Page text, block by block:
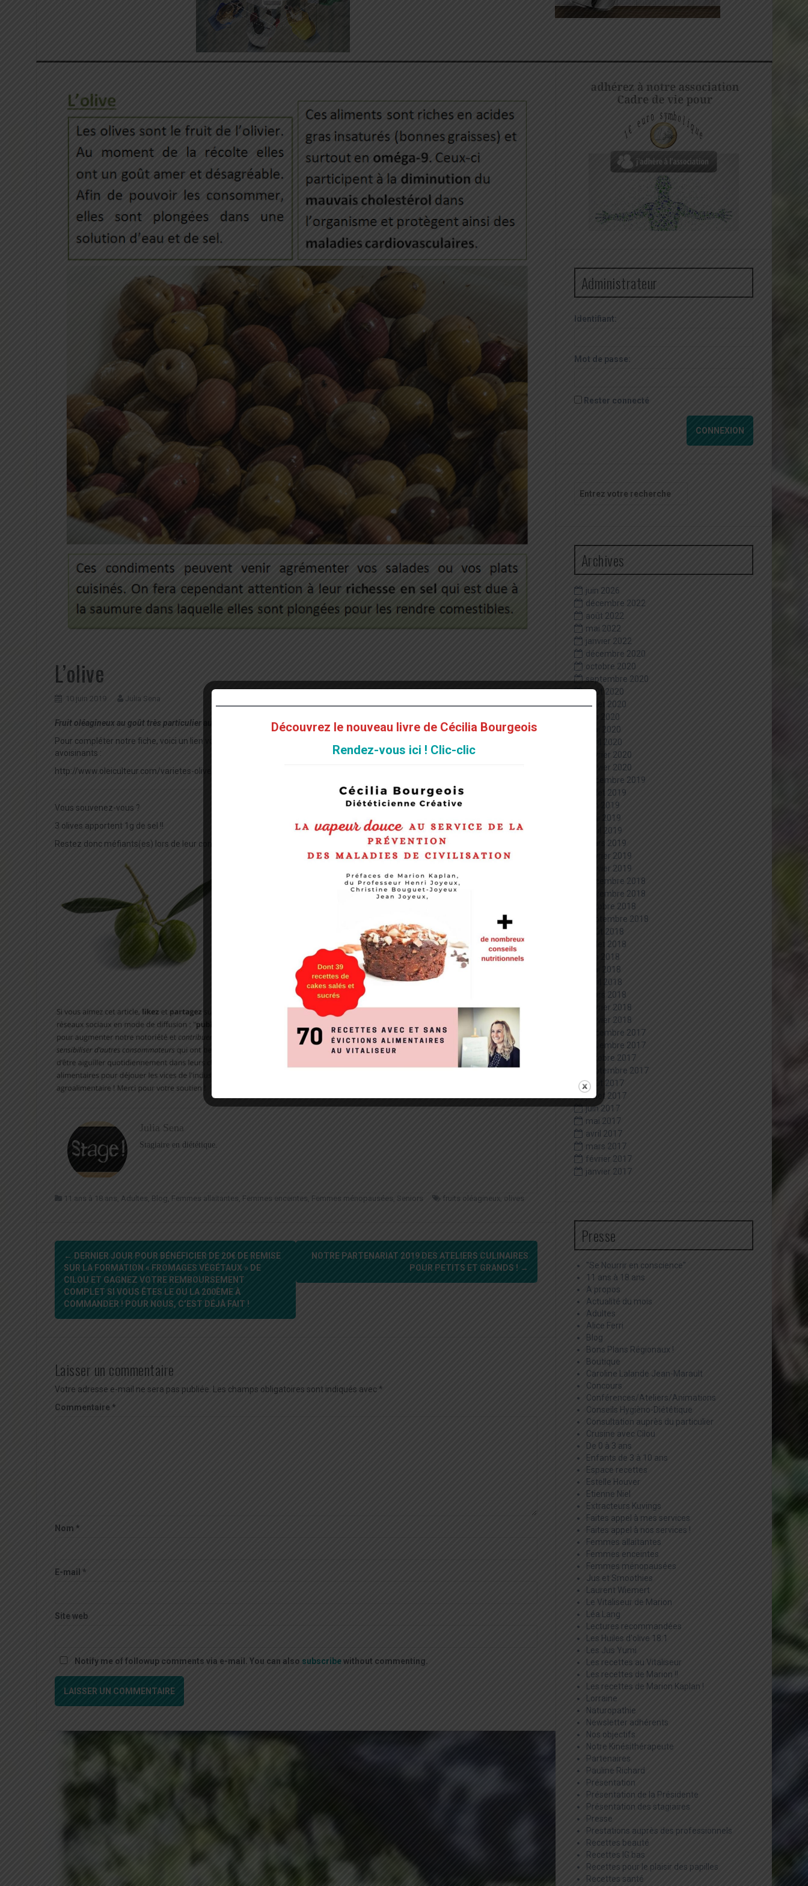
L’olive
10 juin 2019 Julia Sena
Fruit oléagineux au goût très particulier aux multiples facettes !
Pour compléter notre fiche, voici un lien vous permettant de découvrir toutes les variétés d’olives Françaises et des pays
avoisinants :
http://www.oleiculteur.com/varietes-olives.html
Vous souvenez-vous ?
3 olives apportent 1g de sel !!
Restez donc méfiants(es) lors de leur consommation !
Julia Sena
Stagiaire en diététique.
11 ans à 18 ans Adultes, Blog , Femmes allaitantes, Femmes enceintes, Femmes ménopausées Seniors fruits oléagineux, olives
Navigation
d'article
← DERNIER JOUR POUR BÉNÉFICIER DE 20€ DE REMISE
SUR LA FORMATION « FROMAGES VÉGÉTAUX » DE
CILOU ET GAGNEZ VOTRE REMBOURSEMENT
COMPLET SI VOUS ÊTES LE OU LA 200ÈME À
COMMANDER ! POUR NOUS, C’EST DÉJÀ FAIT !
NOTRE PARTENARIAT 2019 DES ATELIERS CULINAIRES
POUR PETITS ET GRANDS ! →
Laisser un commentaire
Votre adresse e-mail ne sera pas publiée. Les champs obligatoires sont indiqués avec*
Commentaire *
Nom *
E-mail *
Site web
Notify me of followup comments via e-mail. You can also subscribewithout commenting.
Administrateur
Identifiant:
Mot de passe:
Rester connecté
CONNEXION
pour
Archives
juin 2026
décembre 2022
août 2022
mai 2022
janvier 2022
décembre 2020
octobre 2020
septembre 2020
août 2020
juillet 2020
juin 2020
mai 2020
avril 2020
février 2020
janvier 2020
décembre 2019
juillet 2019
juin 2019
mai 2019
avril 2019
mars 2019
février 2019
janvier 2019
décembre 2018
novembre 2018
octobre 2018
septembre 2018
août 2018
juillet 2018
juin 2018
mai 2018
avril 2018
mars 2018
février 2018
janvier 2018
décembre 2017
novembre 2017
octobre 2017
septembre 2017
août 2017
juillet 2017
juin 2017
mai 2017
avril 2017
mars 2017
février 2017
janvier 2017
Presse
"Se Nourrir en conscience"
11 ans à 18 ans
A propos
Actualité du mois
Adultes
Alice Ferri
Blog
Bons Plans Régionaux !
Boutique
Caroline Lalande Jean-Marault
Concours
Conférences/Ateliers/Animations
Conseils Hygièno-Diététique
Consultation auprès du particulier
Crusine avec Cilou
De 0 à 3 ans
Enfants de 3 à 10 ans
Espace recettes
Estelle Houver
Etienne Niel
Extracteurs Kuvings
Faites appel à mes services
Faites appel à nos services !
Femmes allaitantes
Femmes enceintes
Femmes ménopausées
Jus et Smoothies
Laurent Wiemert
Le Vitaliseur de Marion
Léa Lang
Lectures recommandées
Les Huiles d'olive 18:1
Les Jus Yumi
Les recettes au Vitaliseur
Les recettes de Marion !!
Les recettes de Marion Kaplan !
Lorraine
Naturopathie
Newsletter adhérents
Nos objectifs
Notre Kinésithérapeute
Partenaires
Pauline Richard
Présentation
Présentation de la Présidente
Présentation des stagiaires
Presse
Prestations auprès des professionnels
Recettes beauté
Recettes IG bas
Recettes pour le plaisir des papilles
Recettes santé
Découvrez le nouveau livre de Cécilia Bourgeois
Rendez-vous ici ! Clic-clic